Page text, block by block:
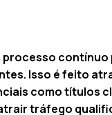
processo
Isso é feito
como títulos
tráfego